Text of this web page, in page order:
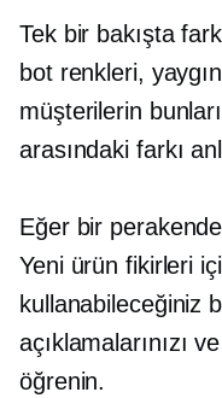
Tek bir bakışta
bot renkleri,
müşterilerin
arasındaki farkı
Eğer bir
Yeni ürün fikirleri
kullanabileceğiniz
açıklamalarınızı
öğrenin.